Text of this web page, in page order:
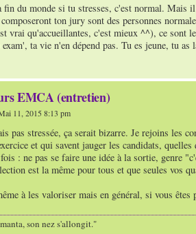
fin du monde si tu stresses, c'est normal. Mais
ton jury sont des personnes
vrai qu'accueillantes, c'est mieux ^^), ce sont
ta vie n'en dépend pas. Tu es jeune, tu
EMCA (entretien)
11, 2015 8:13 pm
pas stressée, ça serait bizarre. Je rejoins les
et qui savent jauger les candidats,
: ne pas se faire une idée à la sortie, genre
est la même pour tous et que seules vos
à les valoriser mais en général, si vous êtes
son nez s'allongit."